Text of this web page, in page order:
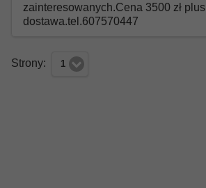
zainteresowanych.Cena 3500 zł plus
dostawa.tel.607570447
Strony: 1